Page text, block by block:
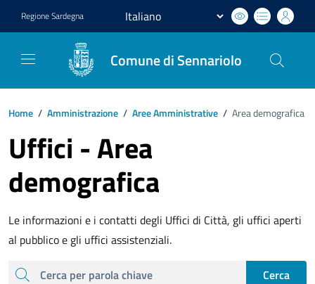
RegioneSardegna
Comune di Sennariolo
Home / Amministrazione / Aree Amministrative / Area demografica
Uffici - Area
demografica
Le informazioni e i contatti degli Uffici di Città, gli uffici aperti
al pubblico e gli uffici assistenziali.
cerca
Cerca